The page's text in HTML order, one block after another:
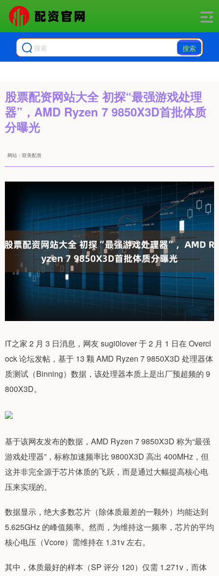
搜索
股票配资网站大全 初探“最强游戏处理
器”，AMD Ryzen 7 9850X3D首批体质
分曝光
网站：联美配资
IT之家 2 月 3 日消息，网友 sugi0lover 于 2 月 1 日在 Overcl
ock 论坛发帖，基于 13 颗 AMD Ryzen 7 9850X3D 处理器体
质测试（Binning）数据，该处理器本质上是出厂预超频的 9
800X3D。
基于该网友发布的数据，AMD Ryzen 7 9850X3D 称为“最强
游戏处理器”，标称加速频率比 9800X3D 高出 400MHz，但
这并非完全源于芯片体质的飞跃，而是通过大幅提高核心电
压来实现的。
数据显示，绝大多数芯片（除体质最差的一颗外）均能达到
5.625GHz 的峰值频率。然而，为维持这一频率，芯片的平均
核心电压（Vcore）需维持在 1.31v 左右。
其中，体质最好的样本（SP 评分 120）仅需 1.271v，而体